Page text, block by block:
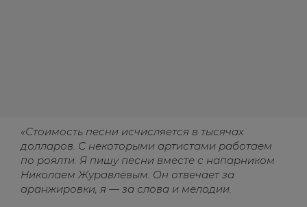
«Стоимость песни исчисляется в тысячах
долларов. С некоторыми артистами работаем
по роялти. Я пишу песни вместе с напарником
Николаем Журавлёвым. Он отвечает за
аранжировки, я — за слова и мелодии.